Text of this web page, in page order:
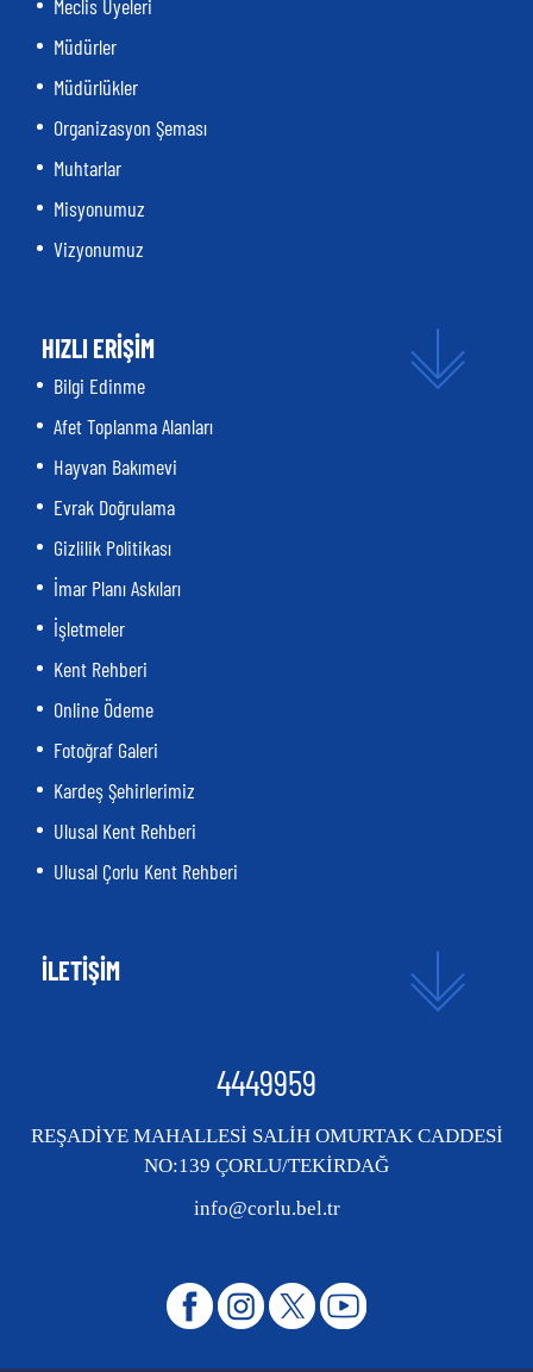
Meclis Üyeleri
Müdürler
Müdürlükler
Organizasyon Şeması
Muhtarlar
Misyonumuz
Vizyonumuz
HIZLI ERİŞİM
Bilgi Edinme
Afet Toplanma Alanları
Hayvan Bakımevi
Evrak Doğrulama
Gizlilik Politikası
İmar Planı Askıları
İşletmeler
Kent Rehberi
Online Ödeme
Fotoğraf Galeri
Kardeş Şehirlerimiz
Ulusal Kent Rehberi
Ulusal Çorlu Kent Rehberi
İLETİŞİM
4449959
REŞADİYE MAHALLESİ SALİH OMURTAK CADDESİ
NO:139 ÇORLU/TEKİRDAĞ
info@corlu.bel.tr